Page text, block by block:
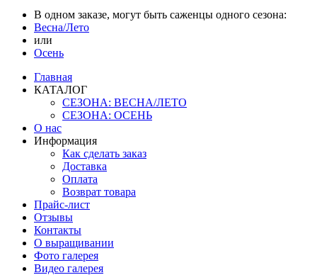
В одном заказе, могут быть саженцы одного сезона:
Весна/Лето
или
Осень
Главная
КАТАЛОГ
СЕЗОНА: ВЕСНА/ЛЕТО
СЕЗОНА: ОСЕНЬ
О нас
Информация
Как сделать заказ
Доставка
Оплата
Возврат товара
Прайс-лист
Отзывы
Контакты
О выращивании
Фото галерея
Видео галерея